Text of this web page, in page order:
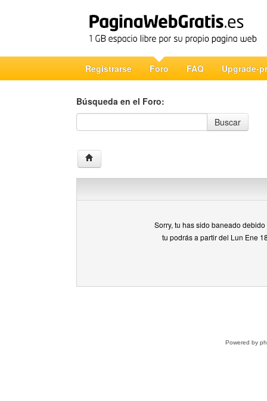
Registrarse Foro FAQ Upgrade-
Búsqueda en el Foro:
Búsqueda en el Foro
Buscar
Sorry, tu has sido baneado
tu podrás a partir del Lun Ene
Powered by